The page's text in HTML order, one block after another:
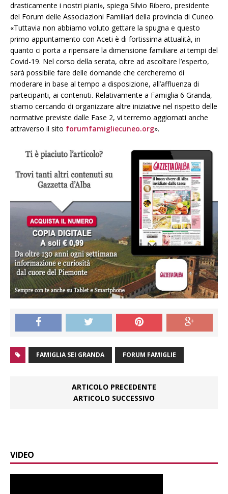
drasticamente i nostri piani», spiega Silvio Ribero, presidente
del Forum delle Associazioni Familiari della provincia di Cuneo.
«Tuttavia non abbiamo voluto gettare la spugna e questo
primo appuntamento con Aceti è di fortissima attualità, in
quanto ci porta a ripensare la dimensione familiare ai tempi del
Covid-19. Nel corso della serata, oltre ad ascoltare l’esperto,
sarà possibile fare delle domande che cercheremo di
moderare in base al tempo a disposizione, all’affluenza di
partecipanti, ai contenuti. Relativamente a Famiglia 6 Granda,
stiamo cercando di organizzare altre iniziative nel rispetto delle
normative previste dalle Fase 2, vi terremo aggiornati anche
attraverso il sito forumfamigliecuneo.org».
FAMIGLIA SEI GRANDA FORUM FAMIGLIE
ARTICOLO PRECEDENTE
ARTICOLO SUCCESSIVO
VIDEO